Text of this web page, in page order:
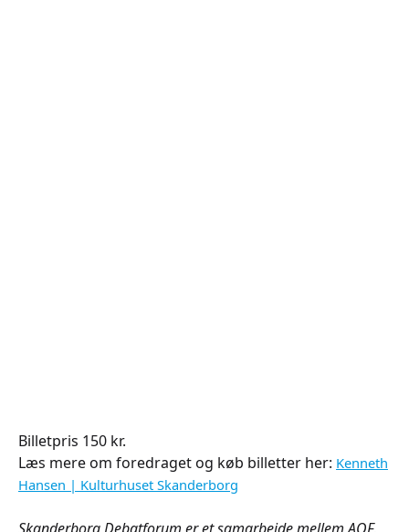
Billetpris 150 kr.
Læs mere om foredraget og køb billetter her: Kenneth
Hansen | Kulturhuset Skanderborg